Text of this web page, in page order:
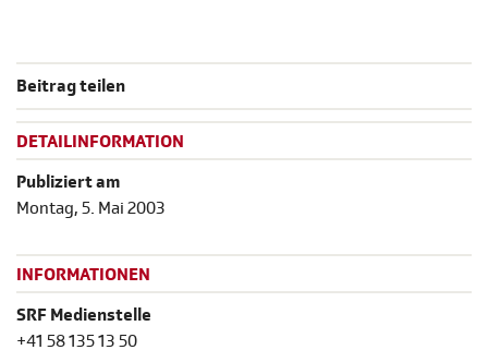
Beitrag teilen
DETAILINFORMATION
Publiziert am
Montag, 5. Mai 2003
INFORMATIONEN
SRF Medienstelle
+41 58 135 13 50